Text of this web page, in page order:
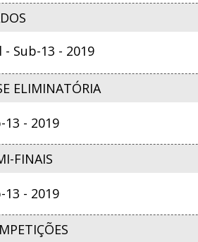
Sub-13 - 2019
ELIMINATÓRIA
- 2019
FINAIS
- 2019